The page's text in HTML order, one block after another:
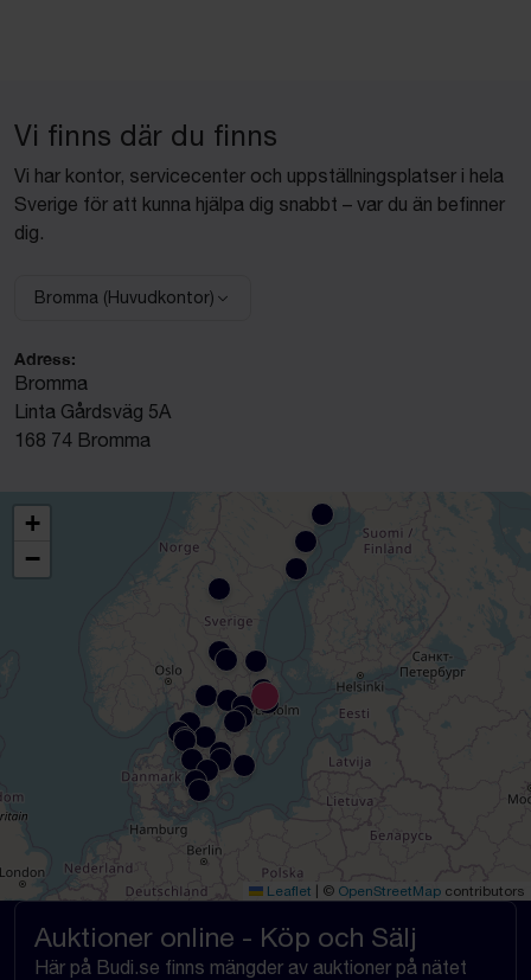
Vi finns där du finns
Vi har kontor, servicecenter och uppställningsplatser i hela
Sverige för att kunna hjälpa dig snabbt – var du än befinner
dig.
Välj anläggning:
Bromma (Huvudkontor)
Adress:
Bromma
Linta Gårdsväg 5A
168 74 Bromma
+
−
Leaflet © OpenStreetMap contributors
Auktioner online - Köp och Sälj
Här på Budi.se finns mängder av auktioner på nätet